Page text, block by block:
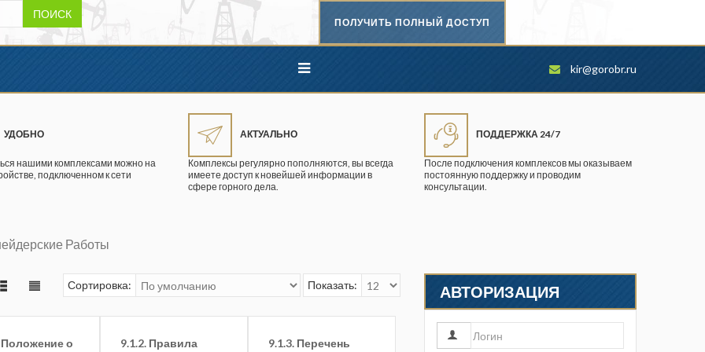
ПОИСК
ПОЛУЧИТЬ ПОЛНЫЙ ДОСТУП
kir@gorobr.ru
УДОБНО
нашими комплексами можно на
подключенном к сети
АКТУАЛЬНО
Комплексы регулярно пополняются, вы всегда
имеете доступ к новейшей информации в
сфере горного дела.
ПОДДЕРЖКА 24/7
После подключения комплексов мы оказываем
постоянную поддержку и проводим
консультации.
Работы
Сортировка: Показать:
Положение о
9.1.2. Правила
9.1.3. Перечень
АВТОРИЗАЦИЯ
Безопасность труда в
безопасности работ в угольной
Горная промышленность
Горный кодекс